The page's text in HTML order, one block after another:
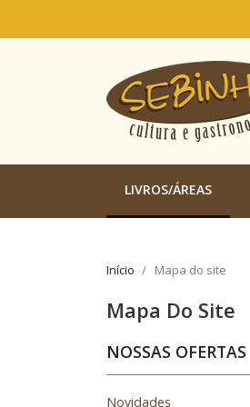
LIVROS/ÁREAS
Início Mapa do site
Mapa Do Site
NOSSAS OFERTAS
Novidades